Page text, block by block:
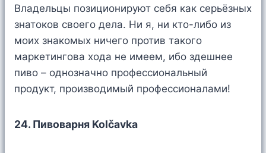
Владельцы позиционируют себя как серьёзных
знатоков своего дела. Ни я, ни кто-либо из
моих знакомых ничего против такого
маркетингова хода не имеем, ибо здешнее
пиво – однозначно профессиональный
продукт, производимый профессионалами!
24. Пивоварня Kolčavka